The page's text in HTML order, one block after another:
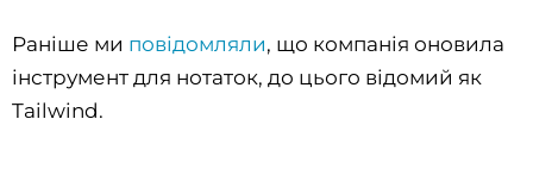
Раніше ми повідомляли, що компанія оновила
інструмент для нотаток, до цього відомий як
Tailwind.